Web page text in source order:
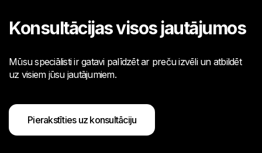
Konsultācijas visos jautājumos
Mūsu speciālisti ir gatavi palīdzēt ar preču izvēli un atbildēt
uz visiem jūsu jautājumiem.
Pierakstīties uz konsultāciju